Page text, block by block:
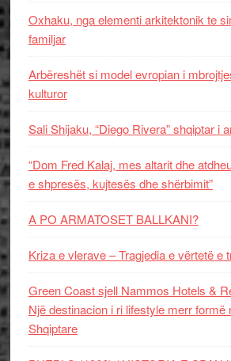
Oxhaku, nga elementi arkitektonik te
familjar
Arbëreshët si model evropian i
kulturor
Sali Shijaku, “Diego Rivera” shqiptar i
“Dom Fred Kalaj, mes altarit dhe
e shpresës, kujtesës dhe shërbimit”
A PO ARMATOSET BALLKANI?
Kriza e vlerave – Tragjedia e vërtetë e
Green Coast sjell Nammos Hotels &
Një destinacion i ri lifestyle merr formë
Shqiptare